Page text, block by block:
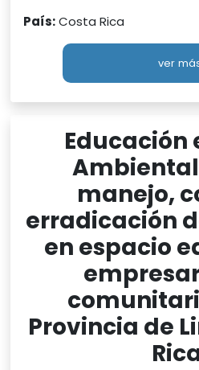
País:Costa Rica
ver
Educación
manejo,
erradicación
en espacio
Provincia de